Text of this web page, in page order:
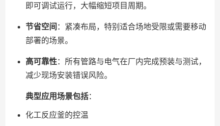
即可调试运行，大幅缩短项目周期。
节省空间 ：紧凑布局，特别适合场地受限或需要移动
部署的场景。
高可靠性：所有管路与电气在厂内完成预装与测试，
减少现场安装错误风险。
典型应用场景包括：
化工反应釜的控温